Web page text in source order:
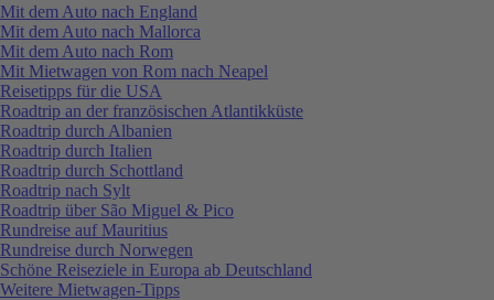
Mit dem Auto nach England
Mit dem Auto nach Mallorca
Mit dem Auto nach Rom
Mit Mietwagen von Rom nach Neapel
Reisetipps für die USA
Roadtrip an der französischen Atlantikküste
Roadtrip durch Albanien
Roadtrip durch Italien
Roadtrip durch Schottland
Roadtrip nach Sylt
Roadtrip über São Miguel & Pico
Rundreise auf Mauritius
Rundreise durch Norwegen
Schöne Reiseziele in Europa ab Deutschland
Weitere Mietwagen-Tipps